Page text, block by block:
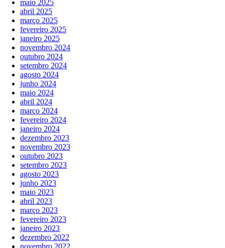
maio 2025
abril 2025
março 2025
fevereiro 2025
janeiro 2025
novembro 2024
outubro 2024
setembro 2024
agosto 2024
junho 2024
maio 2024
abril 2024
março 2024
fevereiro 2024
janeiro 2024
dezembro 2023
novembro 2023
outubro 2023
setembro 2023
agosto 2023
junho 2023
maio 2023
abril 2023
março 2023
fevereiro 2023
janeiro 2023
dezembro 2022
novembro 2022